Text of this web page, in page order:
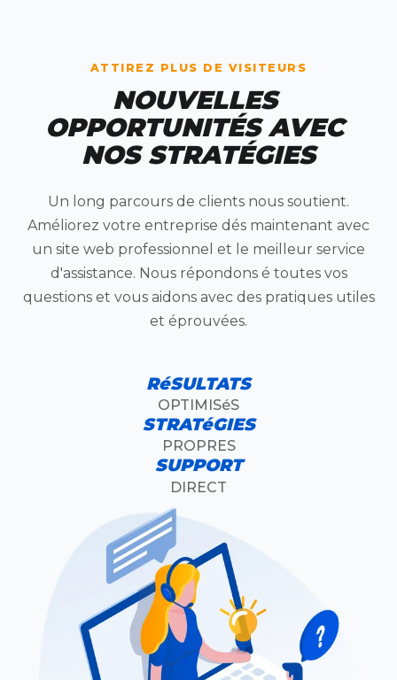
ATTIREZ PLUS DE VISITEURS
NOUVELLES
OPPORTUNITÉS AVEC
NOS STRATÉGIES
Un long parcours de clients nous soutient.
Améliorez votre entreprise dés maintenant avec
un site web professionnel et le meilleur service
d'assistance. Nous répondons é toutes vos
questions et vous aidons avec des pratiques utiles
et éprouvées.
RéSULTATS
OPTIMISéS
STRATéGIES
PROPRES
SUPPORT
DIRECT